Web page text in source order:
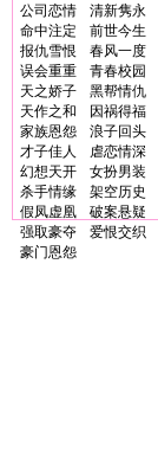
公司恋情
清新隽永
命中注定
前世今生
报仇雪恨
春风一度
误会重重
青春校园
天之娇子
黑帮情仇
天作之和
因祸得福
家族恩怨
浪子回头
才子佳人
虐恋情深
幻想天开
女扮男装
杀手情缘
架空历史
假凤虚凰
破案悬疑
强取豪夺
爱恨交织
豪门恩怨